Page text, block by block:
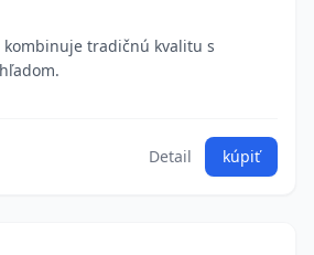
kombinuje tradičnú kvalitu s
Detail kúpiť